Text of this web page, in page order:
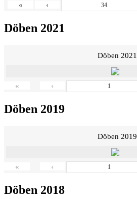
«
‹
Döben 2021
Döben 2021
« ‹
Döben 2019
Döben 2019
« ‹
Döben 2018